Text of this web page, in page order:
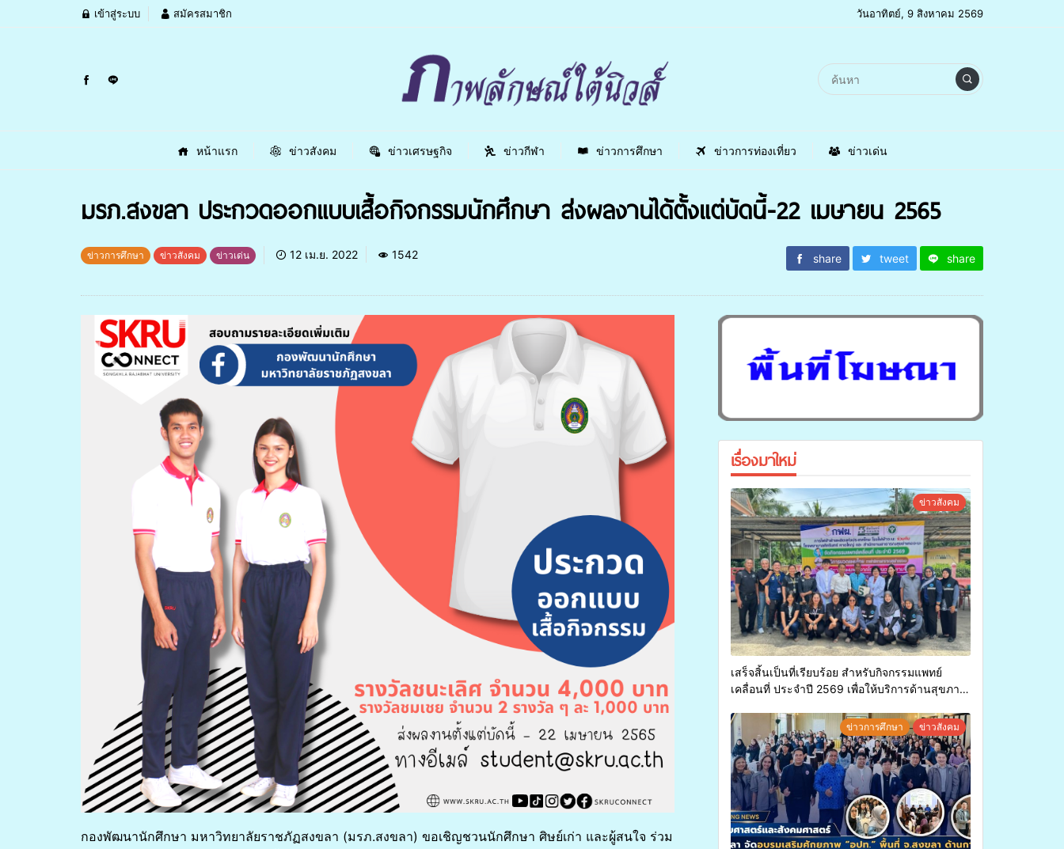
เข้าสู่ระบบ สมัครสมาชิก วันอาทิตย์, 9 สิงหาคม 2569
หน้าแรก ข่าวสังคม ข่าวเศรษฐกิจ ข่าวกีฬา ข่าวการศึกษา ข่าวการท่องเที่ยว ข่าวเด่น
มรภ.สงขลา ประกวดออกแบบเสื้อกิจกรรมนักศึกษา ส่งผลงานได้ตั้งแต่บัดนี้-22 เมษายน 2565
ข่าวการศึกษา ข่าวสังคม ข่าวเด่น 12 เม.ย. 2022 1542 share tweet share
กองพัฒนานักศึกษา มหาวิทยาลัยราชภัฏสงขลา (มรภ.สงขลา) ขอเชิญชวนนักศึกษา ศิษย์เก่า และผู้สนใจ ร่วม
เรื่องมาใหม่
ข่าวสังคม
เสร็จสิ้นเป็นที่เรียบร้อย สำหรับกิจกรรมแพทย์
เคลื่อนที่ ประจำปี 2569 เพื่อให้บริการด้านสุขภาพ
ข่าวการศึกษา ข่าวสังคม